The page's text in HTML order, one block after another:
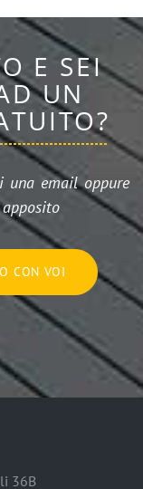
E SEI
UN
una email oppure
CON VOI
36B